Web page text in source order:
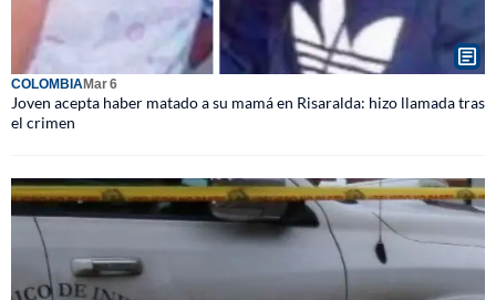
COLOMBIAMar 6
Joven acepta haber matado a su mamá en Risaralda: hizo llamada tras
el crimen